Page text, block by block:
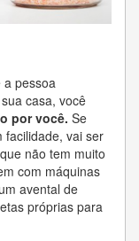
a pessoa
casa, você
por você. Se
facilidade, vai ser
não tem muito
com máquinas
avental de
próprias para